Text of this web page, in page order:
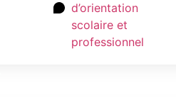
d’orientation
scolaire et
professionnel